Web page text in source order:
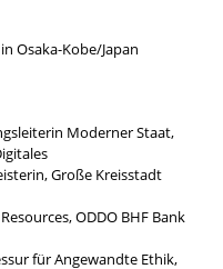
Osaka-Kobe/Japan
Moderner Staat,
Große Kreisstadt
ODDO BHF Bank
für Angewandte Ethik,